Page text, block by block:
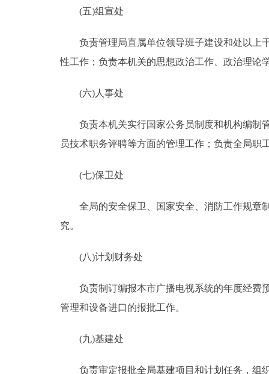
(五)组宣处
负责管理局直属单位领导班子建设和处以上干
性工作；负责本机关的思想政治工作、政治理论
(六)人事处
负责本机关实行国家公务员制度和机构编制管
员技术职务评聘等方面的管理工作；负责全局职
(七)保卫处
全局的安全保卫、国家安全、消防工作规章制
究。
(八)计划财务处
负责制订编报本市广播电视系统的年度经费预
管理和设备进口的报批工作。
(九)基建处
负责审定报批全局基建项目和计划任务，组织